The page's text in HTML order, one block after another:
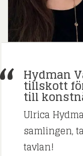
Hydman
tillskott
till
Ulrica
samlingen,
tavlan!